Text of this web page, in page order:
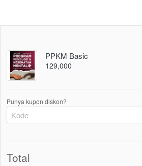
PPKM Basic
129,000
Punya kupon diskon?
Total